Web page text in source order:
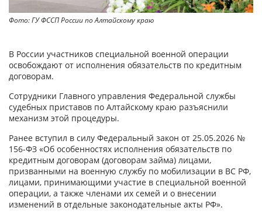
Фото: ГУ ФССП России по Алтайскому краю
В России участников специальной военной операции
освобождают от исполнения обязательств по кредитным
договорам.
Сотрудники Главного управления Федеральной службы
судебных приставов по Алтайскому краю разъяснили
механизм этой процедуры.
Ранее вступил в силу Федеральный закон от 25.05.2026 №
156-ФЗ «Об особенностях исполнения обязательств по
кредитным договорам (договорам займа) лицами,
призванными на военную службу по мобилизации в ВС РФ,
лицами, принимающими участие в специальной военной
операции, а также членами их семей и о внесении
изменений в отдельные законодательные акты РФ».